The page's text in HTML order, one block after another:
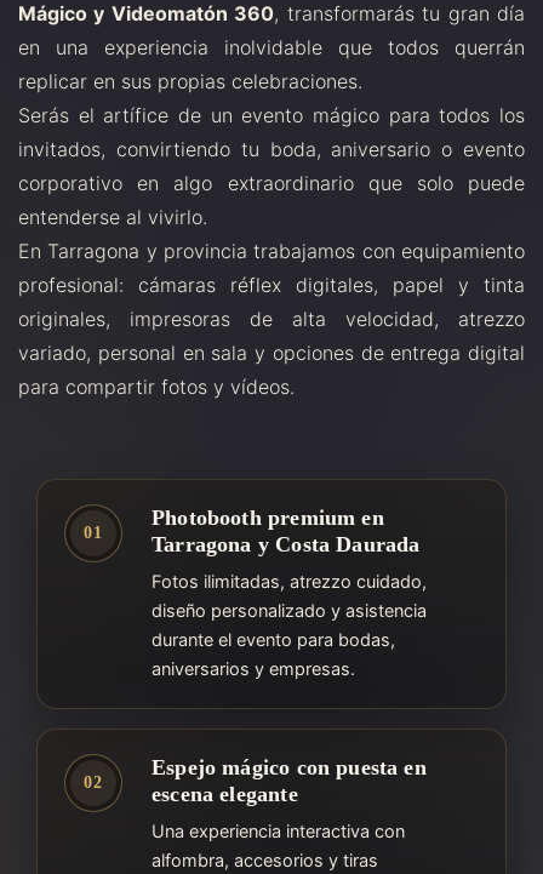
Mágico y Videomatón 360, transformarás tu gran día
en una experiencia inolvidable que todos querrán
replicar en sus propias celebraciones.
Serás el artífice de un evento mágico para todos los
invitados, convirtiendo tu boda, aniversario o evento
corporativo en algo extraordinario que solo puede
entenderse al vivirlo.
En Tarragona y provincia trabajamos con equipamiento
profesional: cámaras réflex digitales, papel y tinta
originales, impresoras de alta velocidad, atrezzo
variado, personal en sala y opciones de entrega digital
para compartir fotos y vídeos.
01
Photobooth premium en
Tarragona y Costa Daurada
Fotos ilimitadas, atrezzo cuidado,
diseño personalizado y asistencia
durante el evento para bodas,
aniversarios y empresas.
02
Espejo mágico con puesta en
escena elegante
Una experiencia interactiva con
alfombra, accesorios y tiras